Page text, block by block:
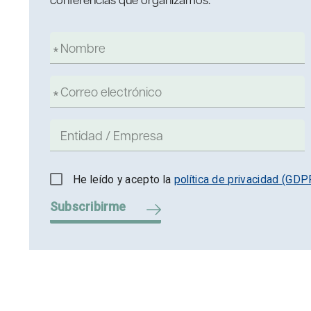
He leído y acepto la política de privacidad
Subscribirme